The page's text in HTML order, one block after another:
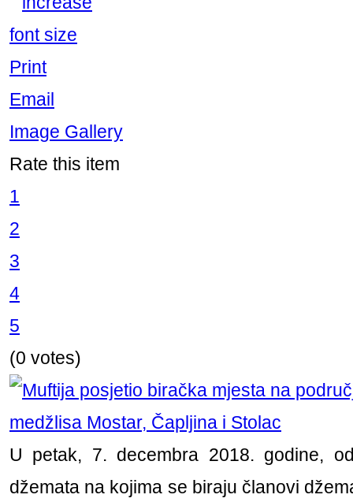
Print
Email
Image Gallery
Rate this item
1
2
3
4
5
(0 votes)
U petak, 7. decembra 2018. godine,
džemata na kojima se biraju članovi